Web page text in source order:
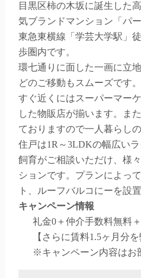
目黒区柿の木坂に誕生した
気ブランドマンション「パ
東急東横線「学芸大学駅」
歩圏内です。
環七通りに面した一画に立
どのご移動もスムーズです。
すぐ近くにはスーパーマー
した物販店が揃います。ま
ておりますので一人暮らし
住戸は1R～3LDKの幅広い
飼育がご相談いただけ、様
ションです。プランによっ
ト、ルーフバルコにーを設
キャンペーン情報
礼金0 ＋仲介手数料無料 ＋
【さらに賃料1.5ヶ月分
※キャンペーン内容はお